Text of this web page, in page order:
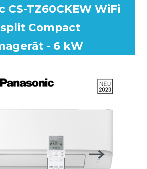
CS-TZ60CKEW WiFi
Compact
- 6 kW